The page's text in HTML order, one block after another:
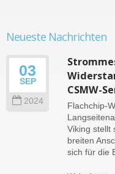
Neueste Nachrichten
03
SEP
2024
CSMW-
Flachchip-
Viking stellt
breiten
sich für die